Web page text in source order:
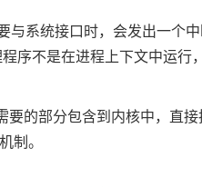
与系统接口时，会发出一个
序不是在进程上下文中运
要的部分包含到内核中，直
制。